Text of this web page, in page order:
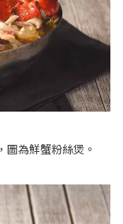
為鮮蟹粉絲煲。